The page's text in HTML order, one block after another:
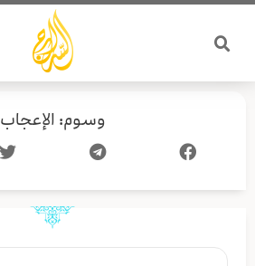
تخطي
المحتوى
وسوم: الإعجاب